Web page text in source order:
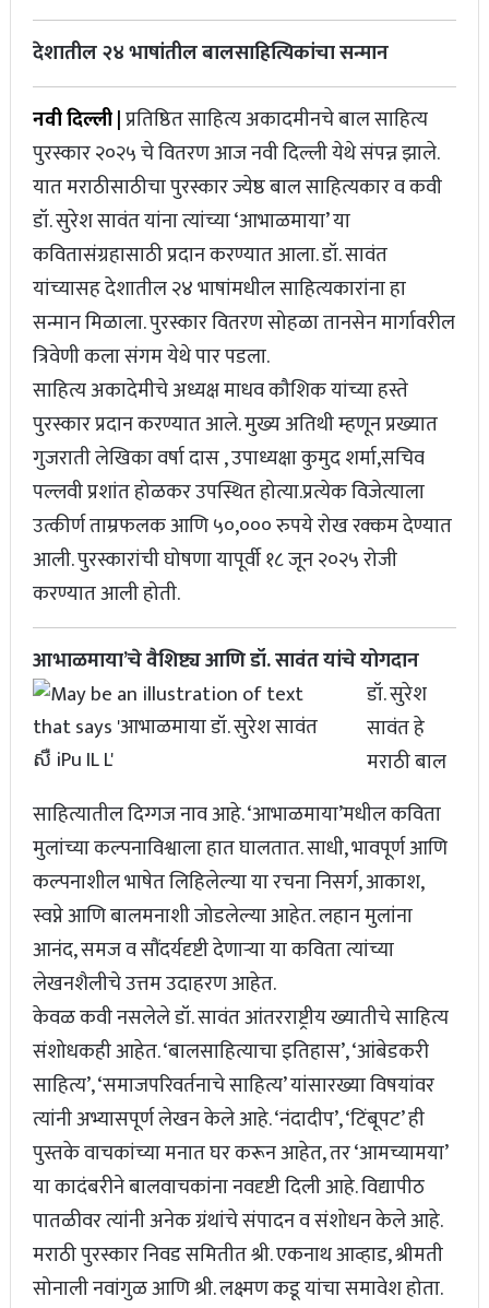
भारताचा ऑस्ट्रेलियावर दणदणीत विजय, टीम इंडियाने घेतला बदला अन्
चॅम्पियन्स ट्रॉफी अंतिम फेरीत धडक
देशातील २४ भाषांतील बालसाहित्यिकांचा सन्मान
नवी दिल्ली |प्रतिष्ठित साहित्य अकादमीनचे बाल साहित्य
पुरस्कार २०२५ चे वितरण आज नवी दिल्ली येथे संपन्न झाले.
यात मराठीसाठीचा पुरस्कार ज्येष्ठ बाल साहित्यकार व कवी
डॉ. सुरेश सावंत यांना त्यांच्या ‘आभाळमाया’ या
कवितासंग्रहासाठी प्रदान करण्यात आला. डॉ. सावंत
यांच्यासह देशातील २४ भाषांमधील साहित्यकारांना हा
सन्मान मिळाला. पुरस्कार वितरण सोहळा तानसेन मार्गावरील
त्रिवेणी कला संगम येथे पार पडला.
साहित्य अकादेमीचे अध्यक्ष माधव कौशिक यांच्या हस्ते
पुरस्कार प्रदान करण्यात आले. मुख्य अतिथी म्हणून प्रख्यात
गुजराती लेखिका वर्षा दास , उपाध्यक्षा कुमुद शर्मा,सचिव
पल्लवी प्रशांत होळकर उपस्थित होत्या.प्रत्येक विजेत्याला
उत्कीर्ण ताम्रफलक आणि ५०,००० रुपये रोख रक्कम देण्यात
आली. पुरस्कारांची घोषणा यापूर्वी १८ जून २०२५ रोजी
करण्यात आली होती.
आभाळमाया’चे वैशिष्ट्य आणि डॉ. सावंत यांचे योगदान
डॉ. सुरेश
सावंत हे
मराठी बाल
साहित्यातील दिग्गज नाव आहे. ‘आभाळमाया’मधील कविता
मुलांच्या कल्पनाविश्वाला हात घालतात. साधी, भावपूर्ण आणि
कल्पनाशील भाषेत लिहिलेल्या या रचना निसर्ग, आकाश,
स्वप्ने आणि बालमनाशी जोडलेल्या आहेत. लहान मुलांना
आनंद, समज व सौंदर्यदृष्टी देणाऱ्या या कविता त्यांच्या
लेखनशैलीचे उत्तम उदाहरण आहेत.
केवळ कवी नसलेले डॉ. सावंत आंतरराष्ट्रीय ख्यातीचे साहित्य
संशोधकही आहेत. ‘बालसाहित्याचा इतिहास’, ‘आंबेडकरी
साहित्य’, ‘समाजपरिवर्तनाचे साहित्य’ यांसारख्या विषयांवर
त्यांनी अभ्यासपूर्ण लेखन केले आहे. ‘नंदादीप’, ‘टिंबूपट’ ही
पुस्तके वाचकांच्या मनात घर करून आहेत, तर ‘आमच्यामया’
या कादंबरीने बालवाचकांना नवदृष्टी दिली आहे. विद्यापीठ
पातळीवर त्यांनी अनेक ग्रंथांचे संपादन व संशोधन केले आहे.
मराठी पुरस्कार निवड समितीत श्री. एकनाथ आव्हाड, श्रीमती
सोनाली नवांगुळ आणि श्री. लक्ष्मण कडू यांचा समावेश होता.